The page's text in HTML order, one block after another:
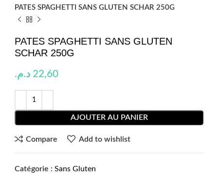
PATES SPAGHETTI SANS GLUTEN SCHAR 250G
PATES SPAGHETTI SANS GLUTEN
SCHAR 250G
22,60 د.م.
AJOUTER AU PANIER
Compare Add to wishlist
Catégorie : Sans Gluten